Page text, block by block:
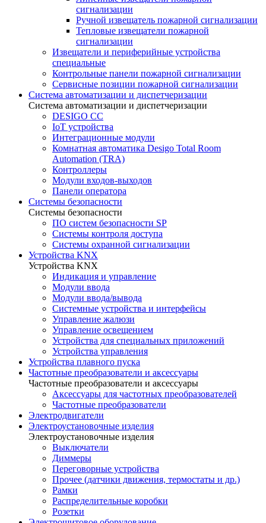
сигнализации
Ручной извещатель пожарной сигнализации
Тепловые извещатели пожарной
сигнализации
Извещатели и периферийные устройства
специальные
Контрольные панели пожарной сигнализации
Сервисные позиции пожарной сигнализации
Система автоматизации и диспетчеризации
Система автоматизации и диспетчеризации
DESIGO CC
IoT устройства
Интеграционные модули
Комнатная автоматика Desigo Total Room
Automation (TRA)
Контроллеры
Модули входов-выходов
Панели оператора
Системы безопасности
Системы безопасности
ПО систем безопасности SP
Системы контроля доступа
Системы охранной сигнализации
Устройства KNX
Устройства KNX
Индикация и управление
Модули ввода
Модули ввода/вывода
Системные устройства и интерфейсы
Управление жалюзи
Управление освещением
Устройства для специальных приложений
Устройства управления
Устройства плавного пуска
Частотные преобразователи и аксессуары
Частотные преобразователи и аксессуары
Аксессуары для частотных преобразователей
Частотные преобразователи
Электродвигатели
Электроустановочные изделия
Электроустановочные изделия
Выключатели
Диммеры
Переговорные устройства
Прочее (датчики движения, термостаты и др.)
Рамки
Распределительные коробки
Розетки